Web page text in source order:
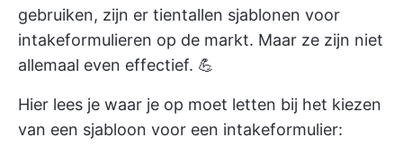
gebruiken, zijn er tientallen sjablonen voor
intakeformulieren op de markt. Maar ze zijn niet
allemaal even effectief. 💪
Hier lees je waar je op moet letten bij het kiezen
van een sjabloon voor een intakeformulier: